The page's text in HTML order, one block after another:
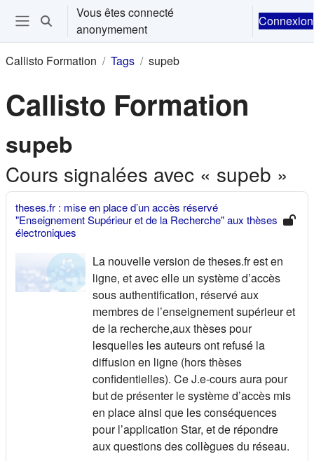
Passer au contenu principal
Ouvrir le menu de navigation
Activer/désactiver la saisie de recherche
Vous êtes connecté
anonymement
Connexion
Callisto Formation Tags supeb
Callisto Formation
supeb
Cours signalées avec « supeb »
theses.fr : mise en place d’un accès réservé
"Enseignement Supérieur et de la Recherche" aux thèses
électroniques
La nouvelle version de theses.fr est en
ligne, et avec elle un système d’accès
sous authentification, réservé aux
membres de l’enseignement supérieur et
de la recherche,aux thèses pour
lesquelles les auteurs ont refusé la
diffusion en ligne (hors thèses
confidentielles). Ce J.e-cours aura pour
but de présenter le système d’accès mis
en place ainsi que les conséquences
pour l’application Star, et de répondre
aux questions des collègues du réseau.